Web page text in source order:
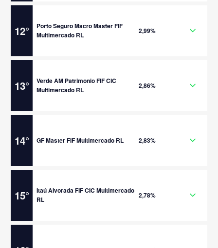
12°
Porto Seguro Macro Master FIF
Multimercado RL
2,99%
13°
Verde AM Patrimonio FIF CIC
Multimercado RL
2,86%
14° GF Master FIF Multimercado RL 2,83%
15°
Itaú Alvorada FIF CIC Multimercado
RL
2,78%